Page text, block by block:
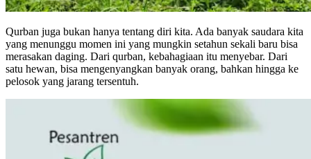
Qurban juga bukan hanya tentang diri kita. Ada banyak saudara kita
yang menunggu momen ini yang mungkin setahun sekali baru bisa
merasakan daging. Dari qurban, kebahagiaan itu menyebar. Dari
satu hewan, bisa mengenyangkan banyak orang, bahkan hingga ke
pelosok yang jarang tersentuh.